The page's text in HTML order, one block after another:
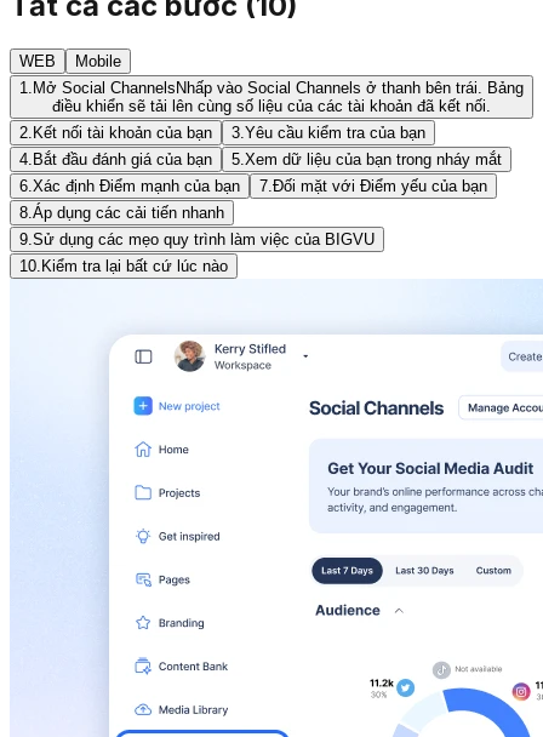
WEB
Mobile
1. Mở Social ChannelsNhấp vào Social Channels ở thanh bên trái. Bảng
điều khiển sẽ tải lên cùng số liệu của các tài khoản đã kết nối.
2. Kết nối tài khoản của bạn 3. Yêu cầu kiểm tra của bạn
4. Bắt đầu đánh giá của bạn 5. Xem dữ liệu của bạn trong nháy mắt
6. Xác định Điểm mạnh của bạn 7. Đối mặt với Điểm yếu của bạn
8. Áp dụng các cải tiến nhanh
9. Sử dụng các mẹo quy trình làm việc của BIGVU
10. Kiểm tra lại bất cứ lúc nào